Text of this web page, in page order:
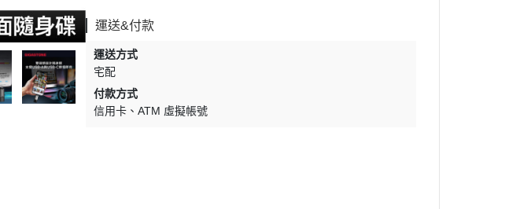
運送&付款
運送方式
宅配
付款方式
信用卡
ATM 虛擬帳號